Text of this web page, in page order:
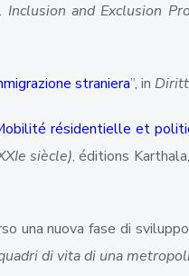
Inclusion and Exclusion
straniera”, in
résidentielle et
siècle), éditions
nuova fase di sviluppo
di vita di una